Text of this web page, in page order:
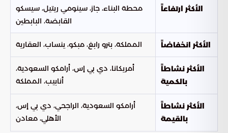
الأكثر ارتفاعاً
محطة البناء، جاز، سينومي ريتيل، سيسكو
القابضة، البابطين
الأكثر انخفاضاً المملكة، بترو رابغ، مبكو، ينساب، العقارية
الأكثر نشاطاً
بالكمية
أمريكانا، دي بي إس، أرامكو السعودية،
أنابيب، المملكة
الأكثر نشاطاً
بالقيمة
أرامكو السعودية، الراجحي، دي بي إس،
الأهلي، معادن